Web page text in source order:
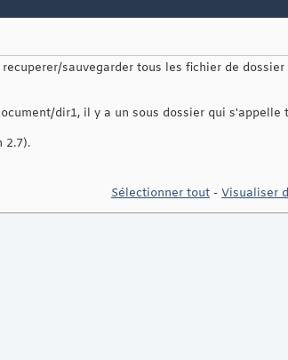
sauvegarder tous les fichier de
dir1, il y a un sous dossier qui s'appelle
2.7).
Sélectionner tout - Visualiser